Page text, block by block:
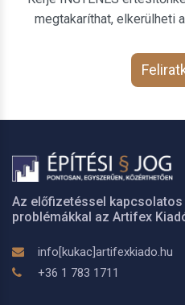
megtakaríthat, elkerülheti
Az előfizetéssel
problémákkal az Artifex
info[kukac]artifexkiado.hu
+36 1 783 1711